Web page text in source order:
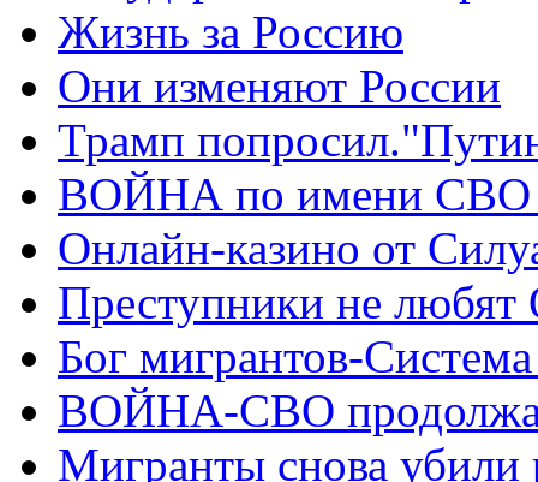
Жизнь за Россию
Они изменяют России
Трамп
ВОЙНА по имени СВО
Онлайн-казино от
Преступники не
Бог мигрантов-
ВОЙНА-СВО
Мигранты снова убили